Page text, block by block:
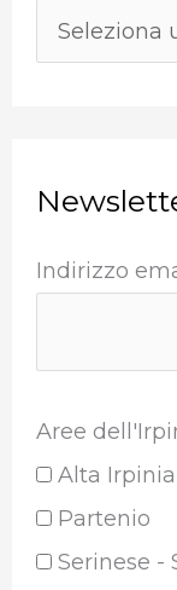
Indirizzo
Aree
Alta Irpinia
Partenio
Serinese -